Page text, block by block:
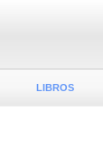
LIBROS